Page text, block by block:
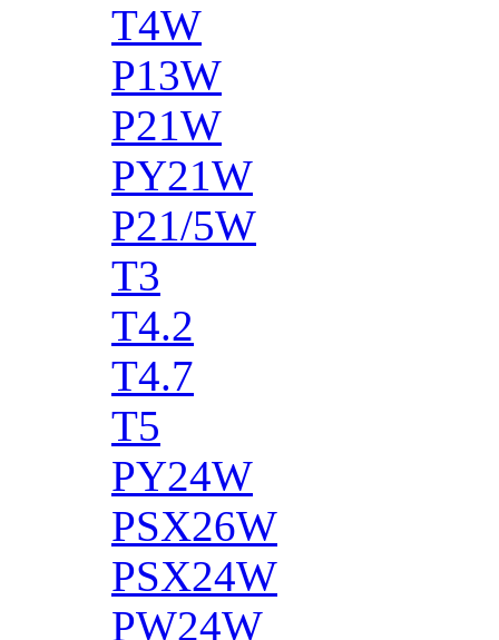
T4W
P13W
P21W
PY21W
P21/5W
T3
T4.2
T4.7
T5
PY24W
PSX26W
PSX24W
PW24W